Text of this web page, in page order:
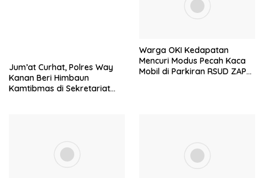
Jum’at Curhat, Polres Way
Kanan Beri Himbaun
Kamtibmas di Sekretariat
Warga OKI Kedapatan
Mencuri Modus Pecah Kaca
Mobil di Parkiran RSUD ZAPA